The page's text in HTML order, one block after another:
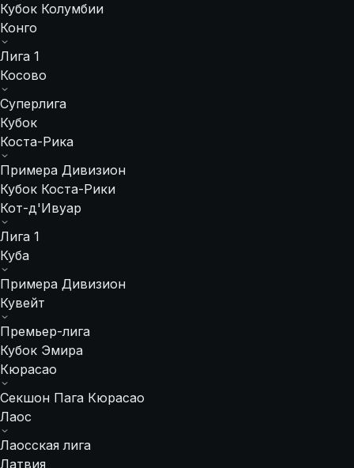
Кубок Колумбии
Конго
Лига 1
Косово
Суперлига
Кубок
Коста-Рика
Примера Дивизион
Кубок Коста-Рики
Кот-д'Ивуар
Лига 1
Куба
Примера Дивизион
Кувейт
Премьер-лига
Кубок Эмира
Кюрасао
Секшон Пага Кюрасао
Лаос
Лаосская лига
Латвия